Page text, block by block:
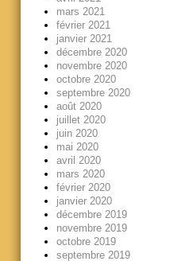
mars 2021
février 2021
janvier 2021
décembre 2020
novembre 2020
octobre 2020
septembre 2020
août 2020
juillet 2020
juin 2020
mai 2020
avril 2020
mars 2020
février 2020
janvier 2020
décembre 2019
novembre 2019
octobre 2019
septembre 2019